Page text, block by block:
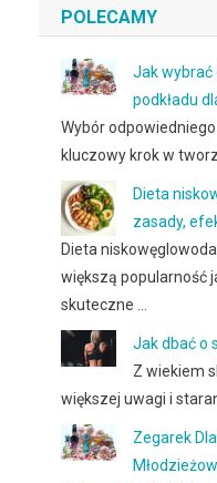
POLECAMY
Jak wybrać
podkładu
Wybór
kluczowy krok w
Dieta
zasady,
Dieta
większą popularność
skuteczne …
Jak dbać o
Z wiekiem
większej uwagi i
Zegarek